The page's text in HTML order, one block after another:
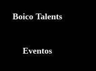
Boico Talents
Eventos